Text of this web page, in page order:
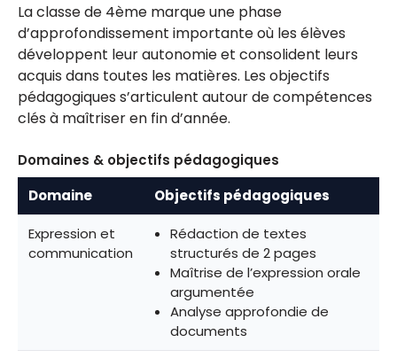
La classe de 4ème marque une phase
d’approfondissement importante où les élèves
développent leur autonomie et consolident leurs
acquis dans toutes les matières. Les objectifs
pédagogiques s’articulent autour de compétences
clés à maîtriser en fin d’année.
Domaines & objectifs pédagogiques
Domaine
Objectifs pédagogiques
Expression et
communication
Rédaction de textes
structurés de 2 pages
Maîtrise de l’expression orale
argumentée
Analyse approfondie de
documents